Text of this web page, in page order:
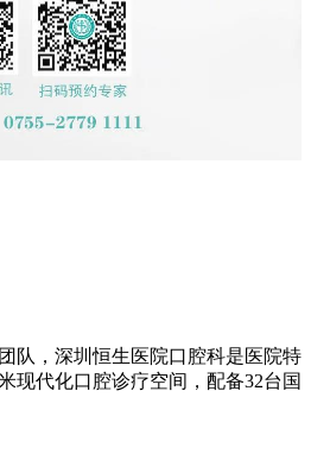
，深圳恒生医院口腔科是医院特
现代化口腔诊疗空间，配备32台国